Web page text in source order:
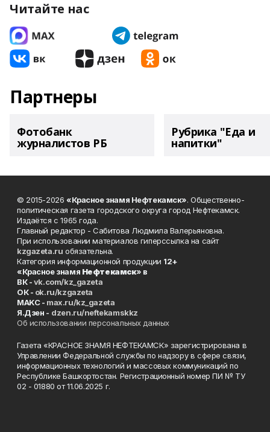
Читайте нас
Партнеры
Фотобанк
журналистов РБ
Рубрика "Еда и
напитки"
© 2015-2026 «Красное знамя Нефтекамск». Общественно-
политическая газета городского округа город Нефтекамск.
Издаётся с 1965 года.
Главный редактор - Сабитова Людмила Валерьяновна.
При использовании материалов гиперссылка на сайт
kzgazeta.ru обязательна.
Категория информационной продукции 12+
«Красное знамя Нефтекамск» в
ВК -vk.com/kz_gazeta
ОК - ok.ru/kzgazeta
MAKC - max.ru/kz_gazeta
Я.Дзен - dzen.ru/neftekamskkz
Об использовании персональных данных
Газета «КРАСНОЕ ЗНАМЯ НЕФТЕКАМСК» зарегистрирована в
Управлении Федеральной службы по надзору в сфере связи,
информационных технологий и массовых коммуникаций по
Республике Башкортостан. Регистрационный номер ПИ № ТУ
02 - 01880 от 11.06.2025 г.